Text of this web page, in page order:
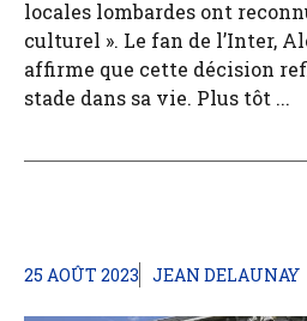
locales lombardes ont
culturel ». Le fan de l’Inter,
affirme que cette décision
stade dans sa vie. Plus tôt ...
25 AOÛT 2023 JEAN DELAUNAY